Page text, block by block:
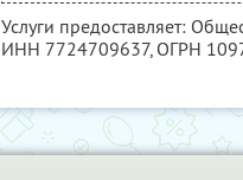
Услуги предоставляет:
ИНН 7724709637, ОГРН